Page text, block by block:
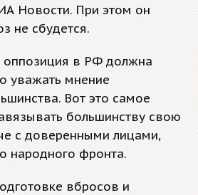
Новости. При этом он
не сбудется.
оппозиция в РФ должна
уважать мнение
Вот это самое
большинству свою
с доверенными лицами,
народного фронта.
вбросов и